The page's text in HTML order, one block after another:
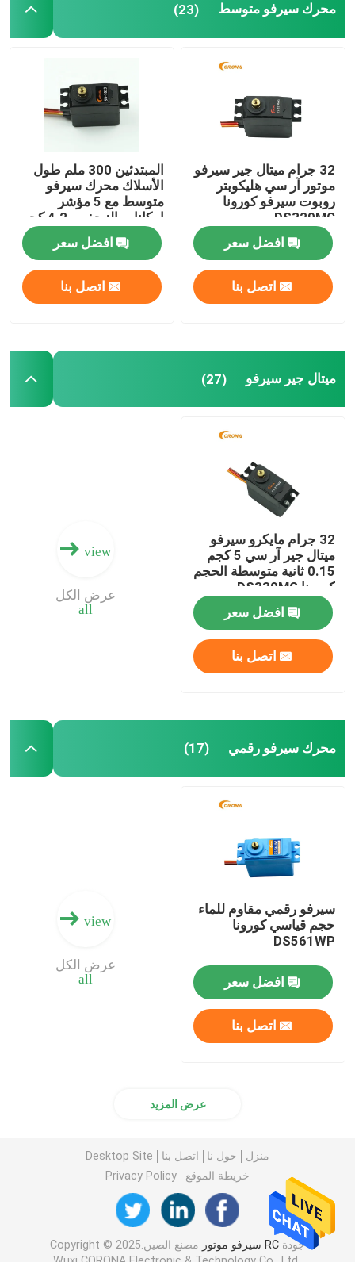
محرك سيرفو متوسط (23)
32 جرام ميتال جير سيرفو
موتور آر سي هليكوبتر
روبوت سيرفو كورونا
DS329MG
افضل سعر
اتصل بنا
المبتدئين 300 ملم طول
الأسلاك محرك سيرفو
متوسط مع 5 مؤشر
إمكانات الزحف و 4.2 كجم
عزم دوران
افضل سعر
اتصل بنا
ميتال جير سيرفو (27)
32 جرام مايكرو سيرفو
ميتال جير آر سي 5 كجم
0.15 ثانية متوسطة الحجم
كورونا DS339MG
افضل سعر
اتصل بنا
view
all
عرض الكل
محرك سيرفو رقمي (17)
سيرفو رقمي مقاوم للماء
حجم قياسي كورونا
DS561WP
افضل سعر
اتصل بنا
view
all
عرض الكل
عرض المزيد
منزل حول نا اتصل بنا
Desktop Site
خريطة الموقع
Privacy Policy
جودة RC سيرفو موتور
مصنع الصين.Copyright © 2025